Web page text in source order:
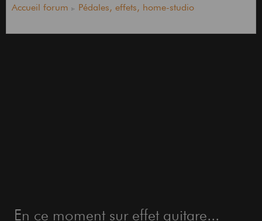
Accueil forum Pédales, effets, home-studio
En ce moment sur effet guitare...